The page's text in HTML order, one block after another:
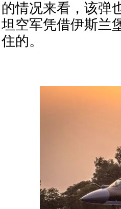
的情况来看，该弹
坦空军凭借伊斯兰
住的。